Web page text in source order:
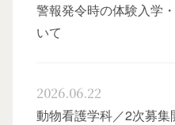
警報発令時の体験入学
いて
2026.06.22
動物看護学科／2次募集